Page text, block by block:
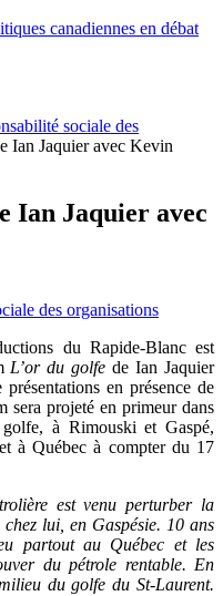
canadiennes en débat
sociale des
Ian Jaquier avec Kevin
Ian Jaquier avec
des organisations
du Rapide-Blanc est
L’or du golfe de Ian Jaquier
en présence de
sera projeté en primeur dans
à Rimouski et Gaspé,
à Québec à compter du 17
est venu perturber la
lui, en Gaspésie. 10 ans
partout au Québec et les
du pétrole rentable. En
du golfe du St-Laurent.